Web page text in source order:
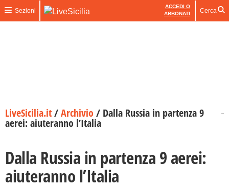
Sezioni
ACCEDI O
ABBONATI
Cerca
LiveSicilia.it/Archivio/ Dalla Russia in partenza 9
aerei: aiuteranno l’Italia
Dalla Russia in partenza 9 aerei:
aiuteranno l’Italia